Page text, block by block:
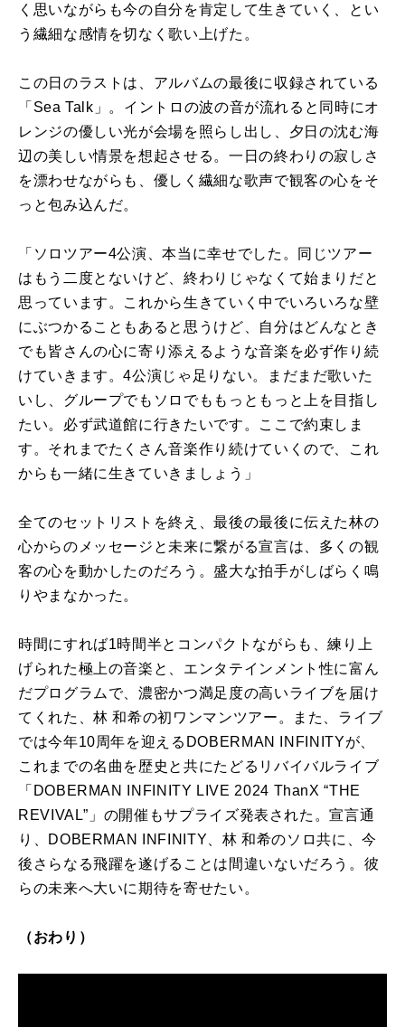
く思いながらも今の自分を肯定して生きていく、とい
う繊細な感情を切なく歌い上げた。
この日のラストは、アルバムの最後に収録されている
「Sea Talk」。イントロの波の音が流れると同時にオ
レンジの優しい光が会場を照らし出し、夕日の沈む海
辺の美しい情景を想起させる。一日の終わりの寂しさ
を漂わせながらも、優しく繊細な歌声で観客の心をそ
っと包み込んだ。
「ソロツアー4公演、本当に幸せでした。同じツアー
はもう二度とないけど、終わりじゃなくて始まりだと
思っています。これから生きていく中でいろいろな壁
にぶつかることもあると思うけど、自分はどんなとき
でも皆さんの心に寄り添えるような音楽を必ず作り続
けていきます。4公演じゃ足りない。まだまだ歌いた
いし、グループでもソロでももっともっと上を目指し
たい。必ず武道館に行きたいです。ここで約束しま
す。それまでたくさん音楽作り続けていくので、これ
からも一緒に生きていきましょう」
全てのセットリストを終え、最後の最後に伝えた林の
心からのメッセージと未来に繋がる宣言は、多くの観
客の心を動かしたのだろう。盛大な拍手がしばらく鳴
りやまなかった。
時間にすれば1時間半とコンパクトながらも、練り上
げられた極上の音楽と、エンタテインメント性に富ん
だプログラムで、濃密かつ満足度の高いライブを届け
てくれた、林 和希の初ワンマンツアー。また、ライブ
では今年10周年を迎えるDOBERMAN INFINITYが、
これまでの名曲を歴史と共にたどるリバイバルライブ
「DOBERMAN INFINITY LIVE 2024 ThanX “THE
REVIVAL”」の開催もサプライズ発表された。宣言通
り、DOBERMAN INFINITY、林 和希のソロ共に、今
後さらなる飛躍を遂げることは間違いないだろう。彼
らの未来へ大いに期待を寄せたい。
（おわり）